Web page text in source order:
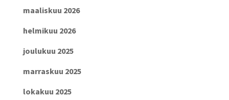
maaliskuu 2026
helmikuu 2026
joulukuu 2025
marraskuu 2025
lokakuu 2025